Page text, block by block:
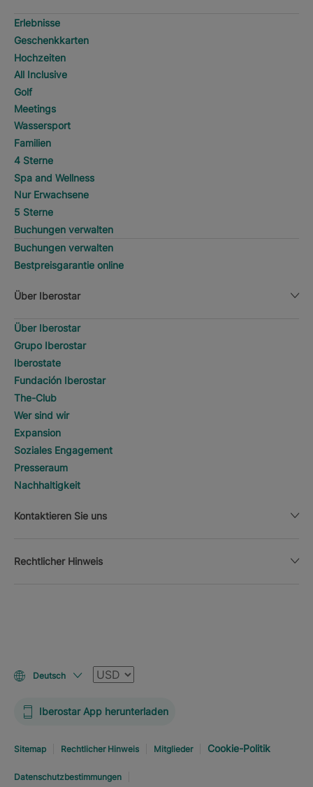
Erlebnisse
Geschenkkarten
Hochzeiten
All Inclusive
Golf
Meetings
Wassersport
Familien
4 Sterne
Spa and Wellness
Nur Erwachsene
5 Sterne
Buchungen verwalten
Buchungen verwalten
Bestpreisgarantie online
Über Iberostar
Über Iberostar
Grupo Iberostar
Iberostate
Fundación Iberostar
The-Club
Wer sind wir
Expansion
Soziales Engagement
Presseraum
Nachhaltigkeit
Kontaktieren Sie uns
Rechtlicher Hinweis
Deutsch Währung
Iberostar App herunterladen
Sitemap Rechtlicher Hinweis Mitglieder Cookie-Politik
Datenschutzbestimmungen